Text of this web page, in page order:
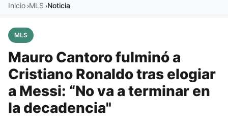
Inicio ›MLS ›Noticia
MLS
Mauro Cantoro fulminó a
Cristiano Ronaldo tras elogiar
a Messi: “No va a terminar en
la decadencia"